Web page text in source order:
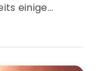
einige…